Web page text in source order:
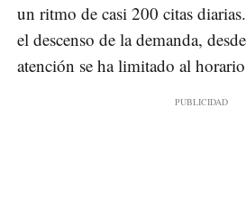
un ritmo de casi 200 citas
el descenso de la demanda,
atención se ha limitado al